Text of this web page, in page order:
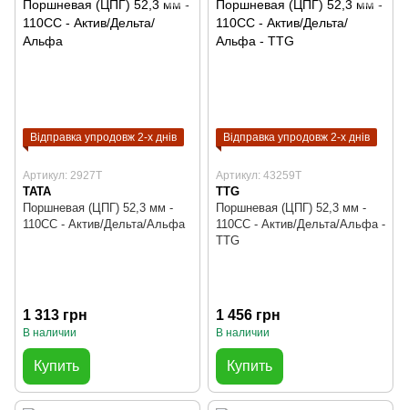
Відправка упродовж 2-х днів
Артикул: 2927T
TATA
Поршневая (ЦПГ) 52,3 мм -
110СС - Актив/Дельта/Альфа
1 313 грн
В наличии
Купить
Відправка упродовж 2-х днів
Артикул: 43259T
TTG
Поршневая (ЦПГ) 52,3 мм -
110СС - Актив/Дельта/Альфа -
TTG
1 456 грн
В наличии
Купить